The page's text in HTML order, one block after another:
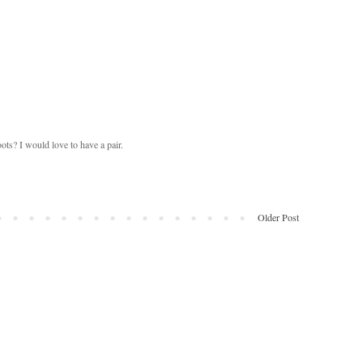
I would love to have a pair.
Older Post